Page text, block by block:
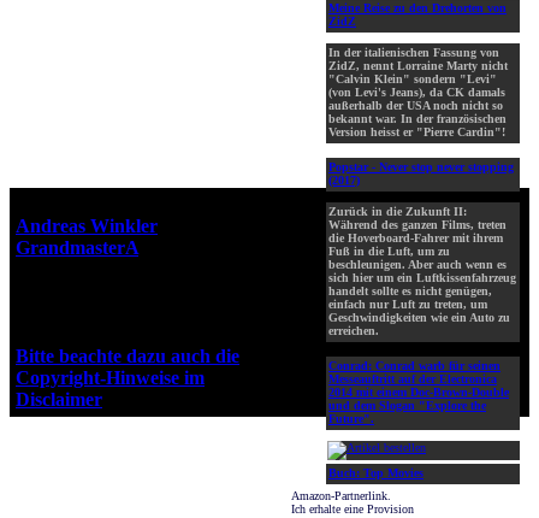
Meine Reise zu den Drehorten von
ZidZ
In der italienischen Fassung von
ZidZ, nennt Lorraine Marty nicht
"Calvin Klein" sondern "Levi"
(von Levi's Jeans), da CK damals
außerhalb der USA noch nicht so
bekannt war. In der französischen
Version heisst er "Pierre Cardin"!
Popstar - Never stop never stopping
(2017)
Zurück in die Zukunft II:
Während des ganzen Films, treten
die Hoverboard-Fahrer mit ihrem
Fuß in die Luft, um zu
beschleunigen. Aber auch wenn es
sich hier um ein Luftkissenfahrzeug
handelt sollte es nicht genügen,
einfach nur Luft zu treten, um
Geschwindigkeiten wie ein Auto zu
erreichen.
Conrad: Conrad warb für seinen
Messeauftritt auf der Electronica
2014 mit einem Doc-Brown-Double
und dem Slogan "Explore the
Future".
Buch: Top Movies
Amazon-Partnerlink.
Ich erhalte eine Provision
Andreas Winkler
GrandmasterA
Bitte beachte dazu auch die
Copyright-Hinweise im
Disclaimer